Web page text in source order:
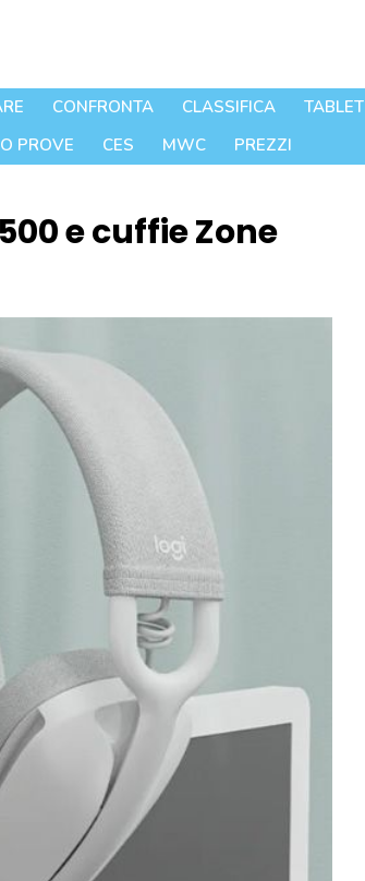
CONFRONTA CLASSIFICA TABLET
PROVE CES MWC PREZZI
e cuffie Zone